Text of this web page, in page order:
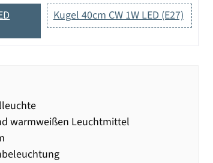
Kugel 40cm CW 1W LED (E27)
warmweißen Leuchtmittel